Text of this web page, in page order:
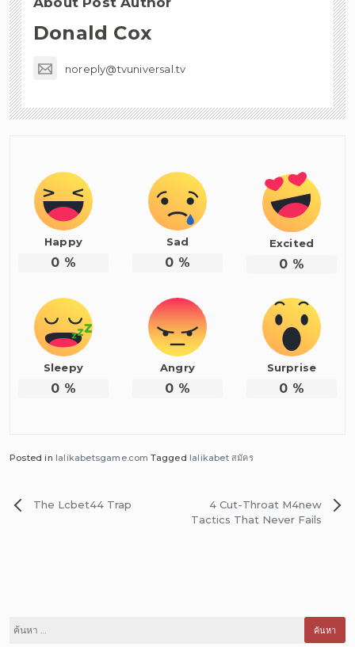
Donald Cox
noreply@tvuniversal.tv
Happy
0 %
Sad
0 %
Excited
0 %
Sleepy
0 %
Angry
0 %
Surprise
0 %
Posted in lalikabetsgame.com Tagged lalikabet สมัคร
แนะแนว
The Lcbet44 Trap
4 Cut-Throat M4new
Tactics That Never Fails
ค้นหา